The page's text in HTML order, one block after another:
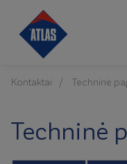
Kontaktai Techninė
Techninė